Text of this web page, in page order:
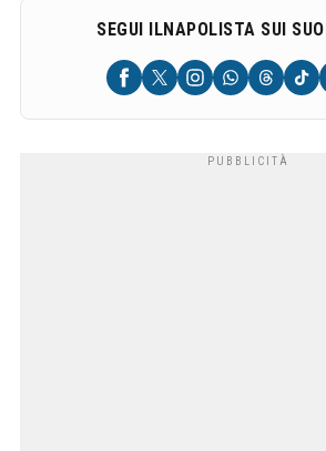
SEGUI ILNAPOLISTA SUI